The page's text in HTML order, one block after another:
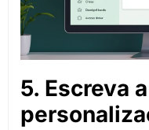
5. Escreva